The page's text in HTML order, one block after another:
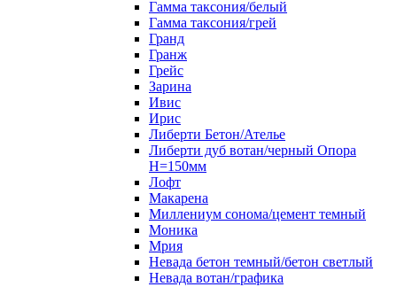
Гамма таксония/белый
Гамма таксония/грей
Гранд
Гранж
Грейс
Зарина
Ивис
Ирис
Либерти Бетон/Ателье
Либерти дуб вотан/черный Опора
Н=150мм
Лофт
Макарена
Миллениум сонома/цемент темный
Моника
Мрия
Невада бетон темный/бетон светлый
Невада вотан/графика